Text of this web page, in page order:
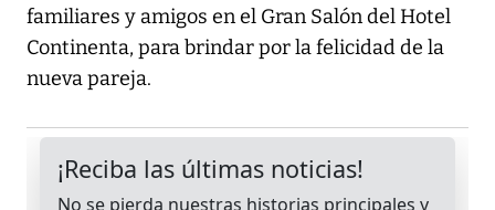
familiares y amigos en el Gran Salón del Hotel
Continenta, para brindar por la felicidad de la
nueva pareja.